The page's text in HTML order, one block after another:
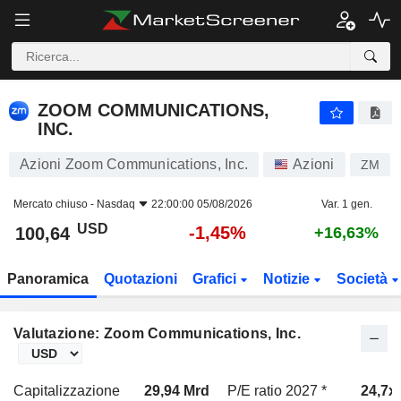
ZOOM COMMUNICATIONS,
INC.
Azioni Zoom Communications, Inc. Azioni ZM
Mercato chiuso - Nasdaq 22:00:00 05/08/2026 Var. 1 gen.
100,64 USD -1,45% +16,63%
Panoramica Quotazioni Grafici Notizie Società
Valutazione: Zoom Communications, Inc.
Capitalizzazione 29,94 Mrd P/E ratio 2027 * 24,7x